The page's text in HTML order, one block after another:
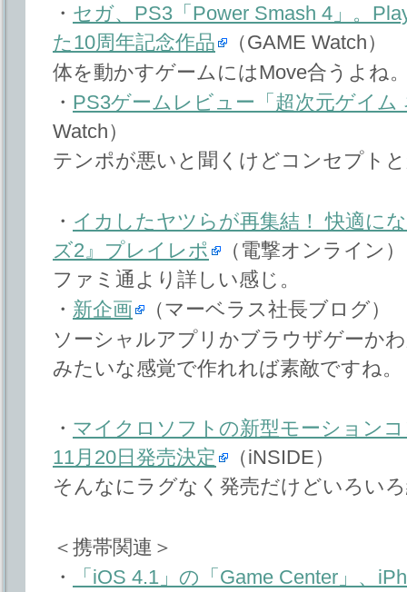
・ セガ、PS3「Power Smash 4」。
た10周年記念作品
（GAME Watch）
体を動かすゲームにはMove合うよね
・ PS3ゲームレビュー「超次元ゲイム
Watch）
テンポが悪いと聞くけどコンセプト
・ イカしたヤツらが再集結！ 快適に
ズ2』プレイレポ
（電撃オンライン）
ファミ通より詳しい感じ。
・ 新企画
（マーベラス社長ブログ）
ソーシャルアプリかブラウザゲーか
みたいな感覚で作れれば素敵ですね。
・ マイクロソフトの新型モーション
11月20日発売決定
（iNSIDE）
そんなにラグなく発売だけどいろい
＜携帯関連＞
・
「iOS 4.1」の「Game Center」、